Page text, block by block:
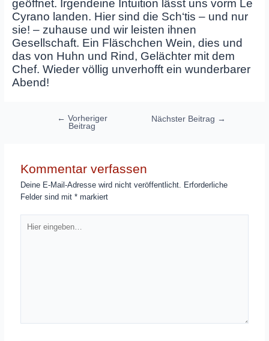
geöffnet. Irgendeine Intuition lässt uns vorm Le
Cyrano landen. Hier sind die Sch‘tis – und nur
sie! – zuhause und wir leisten ihnen
Gesellschaft. Ein Fläschchen Wein, dies und
das von Huhn und Rind, Gelächter mit dem
Chef. Wieder völlig unverhofft ein wunderbarer
Abend!
Beitragsnavigation
← Vorheriger
Beitrag
Nächster Beitrag →
Kommentar verfassen
Deine E-Mail-Adresse wird nicht veröffentlicht. Erforderliche
Felder sind mit* markiert
eingeben…